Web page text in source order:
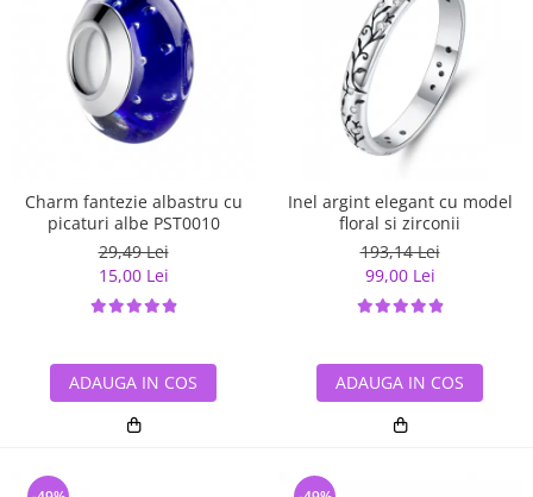
Charm fantezie albastru cu
picaturi albe PST0010
29,49 Lei
15,00 Lei
ADAUGA IN COS
Inel argint elegant cu model
floral si zirconii
193,14 Lei
99,00 Lei
ADAUGA IN COS